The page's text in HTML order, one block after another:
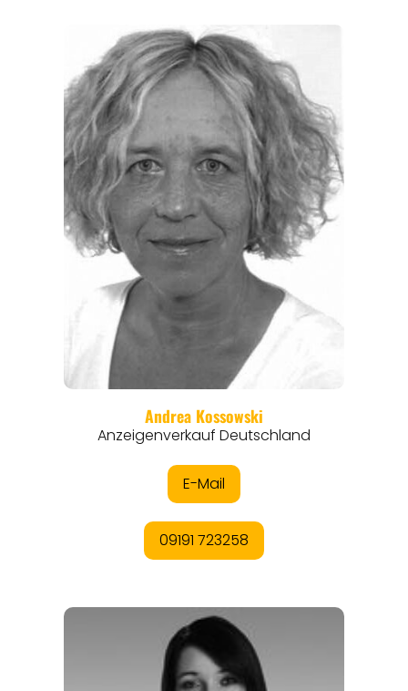
REISEFÜHRER
REISEMAGAZINE
THEMEN
ANGEBOTE